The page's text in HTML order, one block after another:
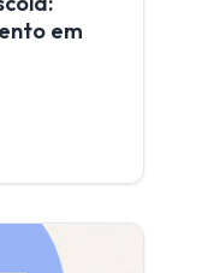
em